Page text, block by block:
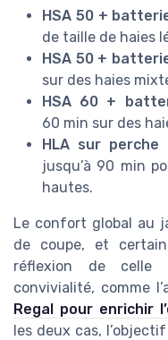
HSA 50 +
de taille de haies
HSA 50 +
sur des haies
HSA 60 +
60 min sur des
HLA sur
jusqu’à 90 min
hautes.
Le confort global au
de coupe, et
réflexion de celle
convivialité, comme
Regal pour enrichir
les deux cas,